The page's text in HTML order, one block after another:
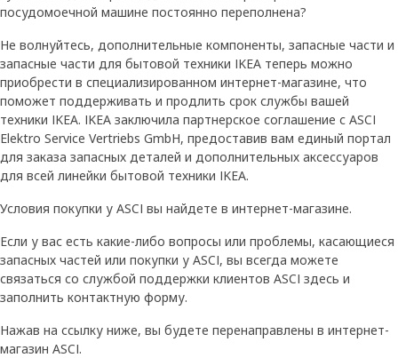
посудомоечной машине постоянно переполнена?
Не волнуйтесь, дополнительные компоненты, запасные части и
запасные части для бытовой техники IKEA теперь можно
приобрести в специализированном интернет-магазине, что
поможет поддерживать и продлить срок службы вашей
техники IKEA. IKEA заключила партнерское соглашение с ASCI
Elektro Service Vertriebs GmbH, предоставив вам единый портал
для заказа запасных деталей и дополнительных аксессуаров
для всей линейки бытовой техники IKEA.
Условия покупки у ASCI вы найдете в интернет-магазине.
Если у вас есть какие-либо вопросы или проблемы, касающиеся
запасных частей или покупки у ASCI, вы всегда можете
связаться со службой поддержки клиентов ASCI здесь и
заполнить контактную форму.
Нажав на ссылку ниже, вы будете перенаправлены в интернет-
магазин ASCI.